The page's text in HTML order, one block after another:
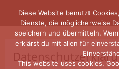
Inhalt
springen
Diese Website benutzt
Dienste, die möglicherweise
speichern und übermitteln.
erklärst du mit allen für
This website uses cookies,